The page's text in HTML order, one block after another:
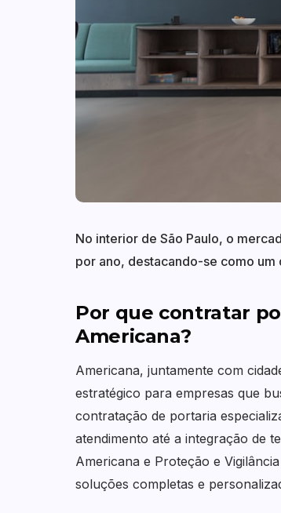
No interior de São Paulo, o
por ano, destacando-se como
Por que contratar
Americana?
Americana, juntamente com
estratégico para empresas que
contratação de portaria
atendimento até a integração de
Americana e Proteção e
soluções completas e